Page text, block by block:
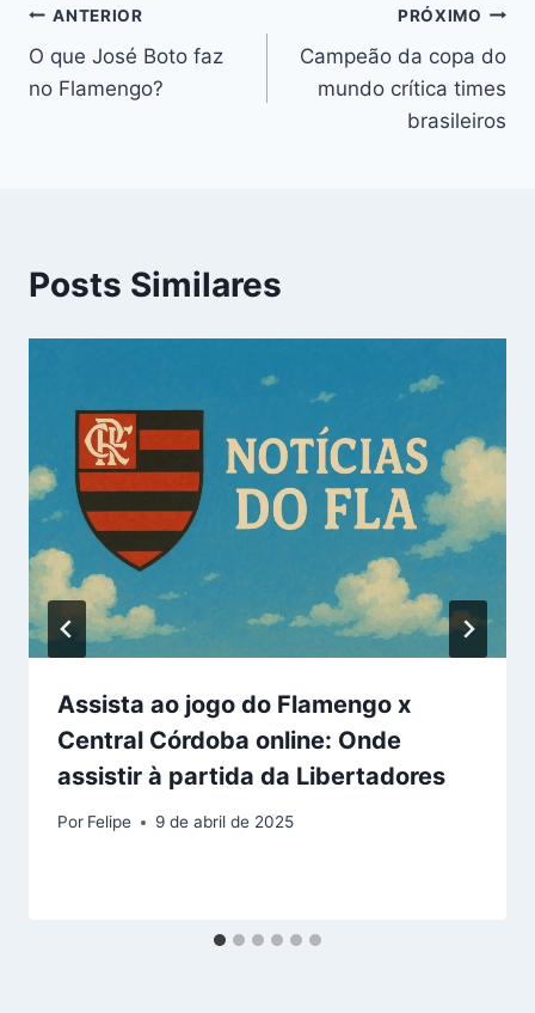
Navegação
de
ANTERIOR
O que José Boto faz
no Flamengo?
PRÓXIMO
Campeão da copa do
mundo crítica times
brasileiros
Posts Similares
Assista ao jogo do Flamengo x
Central Córdoba online: Onde
assistir à partida da Libertadores
Por Felipe 9 de abril de 2025